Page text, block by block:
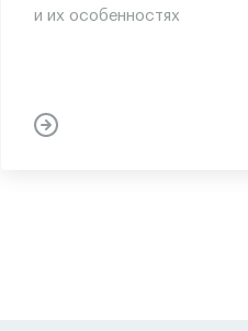
и их особенностях